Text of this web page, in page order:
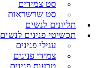
סט צמידים
סט שרשראות
תליונים לנשים
תכשיטי פנינים לנשים
עגילי פנינים
צמידי פנינים
טבעות פנינים